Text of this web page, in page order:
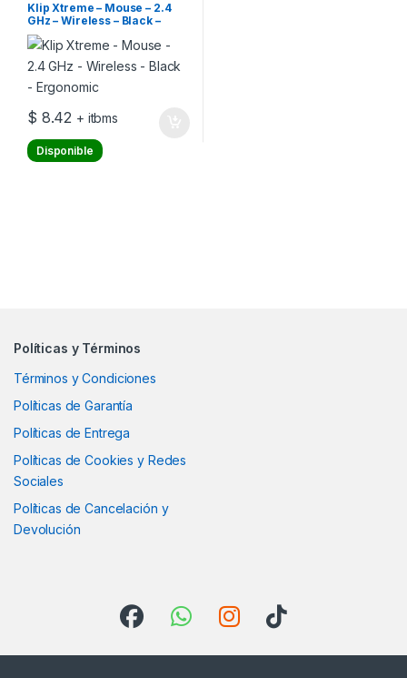
Klip Xtreme – Mouse – 2.4
GHz – Wireless – Black –
Ergonomic
$ 8.42 + itbms
Disponible
Políticas y Términos
Términos y Condiciones
Políticas de Garantía
Políticas de Entrega
Políticas de Cookies y Redes
Sociales
Políticas de Cancelación y
Devolución